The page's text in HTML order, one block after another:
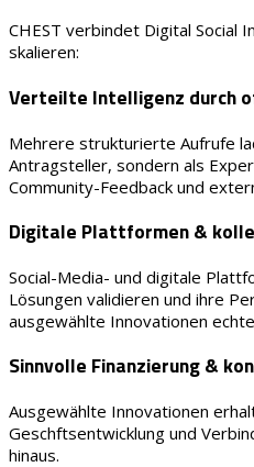
CHEST verbindet Digital Social
skalieren:
Verteilte Intelligenz durch
Mehrere strukturierte Aufrufe
Antragsteller, sondern als
Community-Feedback und
Digitale Plattformen &
Social-Media- und digitale
Lösungen validieren und ihre
ausgewählte Innovationen
Sinnvolle Finanzierung &
Ausgewählte Innovationen
Geschftsentwicklung und
hinaus.